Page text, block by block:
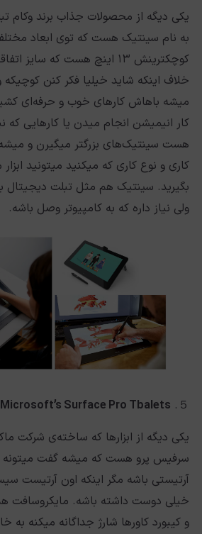
یکی دیگه از محصولات جذاب برند وکام
به نام سینتیک هست که توی ابعاد
کوچکترینش ۱۳ اینچ هست که
خلاف اینکه شاید خیلیا فکر کنن
میشه باهاش کارهای خوب و حرفه‌ای
کار انیمیشن انجام میدن یا کارهایی که
هست سینتیک‌های بزرگتر میگیرن و
کاری و نوع کاری که میکنید میتونید
بگیرید. سینتیک هم مثل تبلت دیجیتال
ولی نیاز داره که به کامپیوتر وصل باشه.
５.
Microsoft’s Surface Pro Tbalets
یکی دیگه از ابزارها که ساخته‌ی شرکت
سرفیس پرو هست که میشه گفت میتونه
آرتیستی باشه مگر اینکه اون آرتیست
خیلی دوست داشته باشه. مایکروسافت
و کیبورد کاورها شارژ جداگانه میکنه